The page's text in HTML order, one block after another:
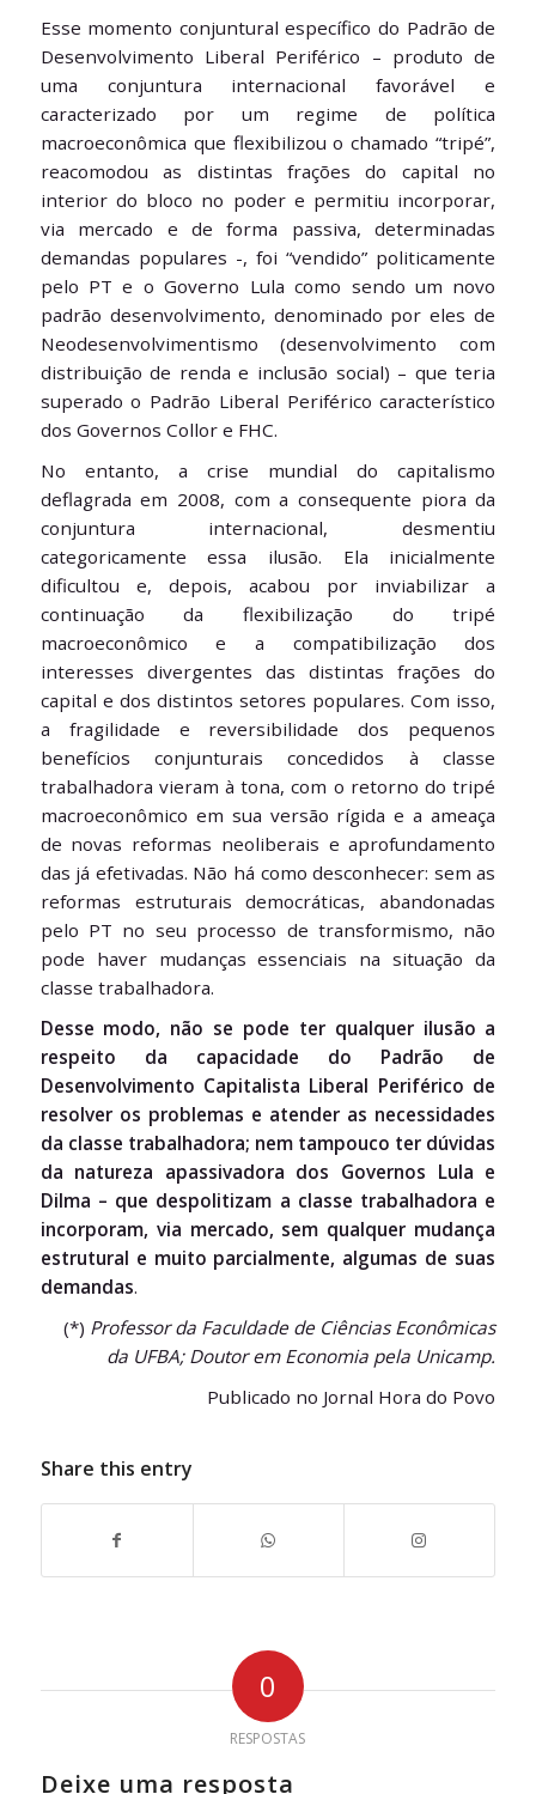
Esse momento conjuntural específico do Padrão de
Desenvolvimento Liberal Periférico – produto de
uma conjuntura internacional favorável e
caracterizado por um regime de política
macroeconômica que flexibilizou o chamado “tripé”,
reacomodou as distintas frações do capital no
interior do bloco no poder e permitiu incorporar,
via mercado e de forma passiva, determinadas
demandas populares -, foi “vendido” politicamente
pelo PT e o Governo Lula como sendo um novo
padrão desenvolvimento, denominado por eles de
Neodesenvolvimentismo (desenvolvimento com
distribuição de renda e inclusão social) – que teria
superado o Padrão Liberal Periférico característico
dos Governos Collor e FHC.
No entanto, a crise mundial do capitalismo
deflagrada em 2008, com a consequente piora da
conjuntura internacional, desmentiu
categoricamente essa ilusão. Ela inicialmente
dificultou e, depois, acabou por inviabilizar a
continuação da flexibilização do tripé
macroeconômico e a compatibilização dos
interesses divergentes das distintas frações do
capital e dos distintos setores populares. Com isso,
a fragilidade e reversibilidade dos pequenos
benefícios conjunturais concedidos à classe
trabalhadora vieram à tona, com o retorno do tripé
macroeconômico em sua versão rígida e a ameaça
de novas reformas neoliberais e aprofundamento
das já efetivadas. Não há como desconhecer: sem as
reformas estruturais democráticas, abandonadas
pelo PT no seu processo de transformismo, não
pode haver mudanças essenciais na situação da
classe trabalhadora.
Desse modo, não se pode ter qualquer ilusão a
respeito da capacidade do Padrão de
Desenvolvimento Capitalista Liberal Periférico de
resolver os problemas e atender as necessidades
da classe trabalhadora; nem tampouco ter dúvidas
da natureza apassivadora dos Governos Lula e
Dilma – que despolitizam a classe trabalhadora e
incorporam, via mercado, sem qualquer mudança
estrutural e muito parcialmente, algumas de suas
demandas.
(*) Professor da Faculdade de Ciências Econômicas
da UFBA; Doutor em Economia pela Unicamp.
Publicado no Jornal Hora do Povo
Share this entry
0
RESPOSTAS
Deixe uma resposta